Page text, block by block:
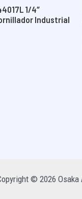
1/4″
Industrial
© 2026 Osaka